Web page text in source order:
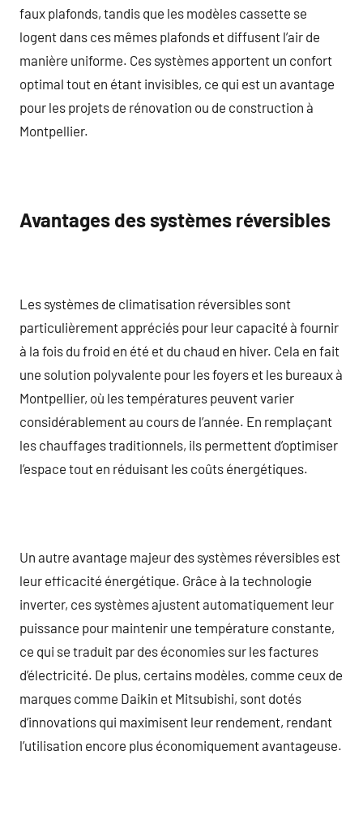
faux plafonds, tandis que les modèles cassette se
logent dans ces mêmes plafonds et diffusent l’air de
manière uniforme. Ces systèmes apportent un confort
optimal tout en étant invisibles, ce qui est un avantage
pour les projets de rénovation ou de construction à
Montpellier.
Avantages des systèmes réversibles
Les systèmes de climatisation réversibles sont
particulièrement appréciés pour leur capacité à fournir
à la fois du froid en été et du chaud en hiver. Cela en fait
une solution polyvalente pour les foyers et les bureaux à
Montpellier, où les températures peuvent varier
considérablement au cours de l’année. En remplaçant
les chauffages traditionnels, ils permettent d’optimiser
l’espace tout en réduisant les coûts énergétiques.
Un autre avantage majeur des systèmes réversibles est
leur efficacité énergétique. Grâce à la technologie
inverter, ces systèmes ajustent automatiquement leur
puissance pour maintenir une température constante,
ce qui se traduit par des économies sur les factures
d’électricité. De plus, certains modèles, comme ceux de
marques comme Daikin et Mitsubishi, sont dotés
d’innovations qui maximisent leur rendement, rendant
l’utilisation encore plus économiquement avantageuse.